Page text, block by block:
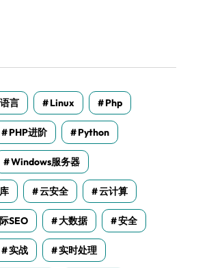
言 Linux Php
PHP进阶 Python
Windows服务器
云安全 云计算
SEO 大数据 安全
实战 实时处理